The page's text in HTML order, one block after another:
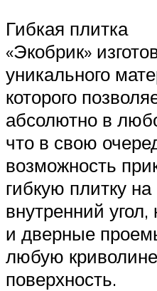
Гибкая плитка
«Экобрик»
уникального
которого
абсолютно в
что в свою
возможность
гибкую плитку
внутренний
и дверные
любую
поверхность.